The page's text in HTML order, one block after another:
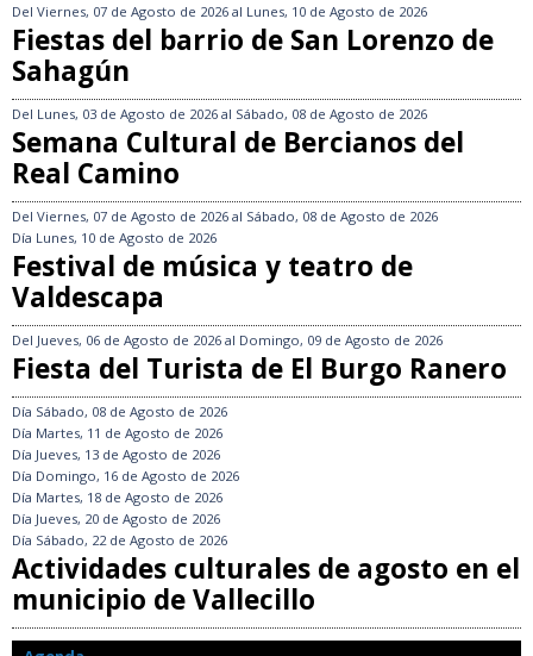
Del Viernes, 07 de Agosto de 2026 al Lunes, 10 de Agosto de 2026
Fiestas del barrio de San Lorenzo de
Sahagún
Del Lunes, 03 de Agosto de 2026 al Sábado, 08 de Agosto de 2026
Semana Cultural de Bercianos del
Real Camino
Del Viernes, 07 de Agosto de 2026 al Sábado, 08 de Agosto de 2026
Día Lunes, 10 de Agosto de 2026
Festival de música y teatro de
Valdescapa
Del Jueves, 06 de Agosto de 2026 al Domingo, 09 de Agosto de 2026
Fiesta del Turista de El Burgo Ranero
Día Sábado, 08 de Agosto de 2026
Día Martes, 11 de Agosto de 2026
Día Jueves, 13 de Agosto de 2026
Día Domingo, 16 de Agosto de 2026
Día Martes, 18 de Agosto de 2026
Día Jueves, 20 de Agosto de 2026
Día Sábado, 22 de Agosto de 2026
Actividades culturales de agosto en el
municipio de Vallecillo